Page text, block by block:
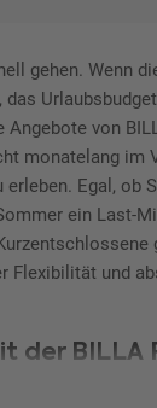
gehen. Wenn
von
monatelang im
erleben. Egal, ob
ein Last-
Flexibilität und
der BILLA